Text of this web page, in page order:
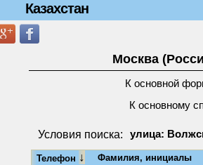
Казахстан
Москва
К основной
К основному
Условия поиска: улица:
Телефон ↓ Фамилия, инициалы